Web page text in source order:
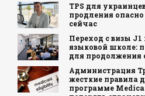
TPS для
продления
сейчас
Переход с визы J1
языковой школе:
для продолжения
Администрация
жесткие правила
программе